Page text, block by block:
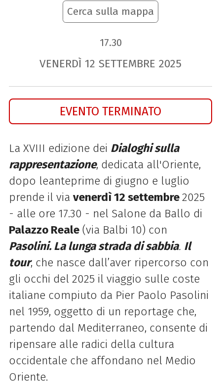
Cerca sulla mappa
17.30
VENERDÌ 12 SETTEMBRE 2025
EVENTO TERMINATO
La XVIII edizione dei Dialoghi sulla
rappresentazione, dedicata all'Oriente,
dopo leanteprime di giugno e luglio
prende il via venerdì 12 settembre2025
- alle ore 17.30 - nel Salone da Ballo di
Palazzo Reale(via Balbi 10) con
Pasolini. La lunga strada di sabbia. Il
tour, che nasce dall’aver ripercorso con
gli occhi del 2025 il viaggio sulle coste
italiane compiuto da Pier Paolo Pasolini
nel 1959, oggetto di un reportage che,
partendo dal Mediterraneo, consente di
ripensare alle radici della cultura
occidentale che affondano nel Medio
Oriente.